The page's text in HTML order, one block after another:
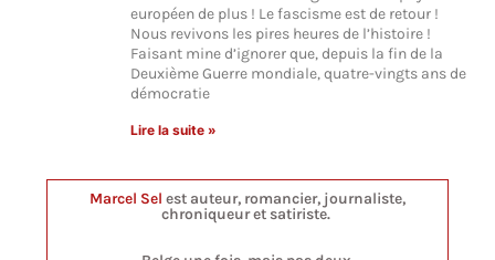
européen de plus ! Le fascisme est de retour !
Nous revivons les pires heures de l’histoire !
Faisant mine d’ignorer que, depuis la fin de la
Deuxième Guerre mondiale, quatre-vingts ans de
démocratie
Lire la suite »
Marcel Sel est auteur, romancier, journaliste,
chroniqueur et satiriste.